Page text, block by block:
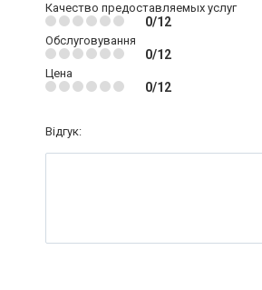
Качество предоставляемых услуг
0/12
Обслуговування
0/12
Цена
0/12
Відгук: